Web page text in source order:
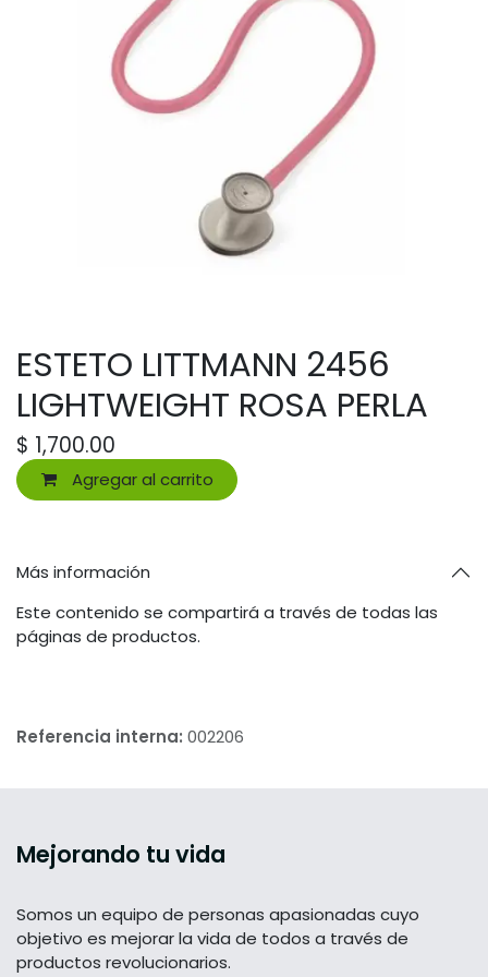
ESTETO LITTMANN 2456
LIGHTWEIGHT ROSA PERLA
$ 1,700.00
Agregar al carrito
Más información
Este contenido se compartirá a través de todas las
páginas de productos.
Referencia interna: 002206
Mejorando tu vida
Somos un equipo de personas apasionadas cuyo
objetivo es mejorar la vida de todos a través de
productos revolucionarios.